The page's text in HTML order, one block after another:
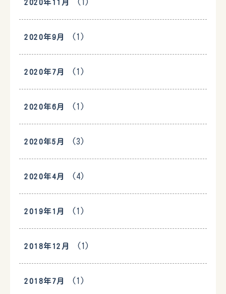
2020年11月 (1)
2020年9月 (1)
2020年7月 (1)
2020年6月 (1)
2020年5月 (3)
2020年4月 (4)
2019年1月 (1)
2018年12月 (1)
2018年7月 (1)